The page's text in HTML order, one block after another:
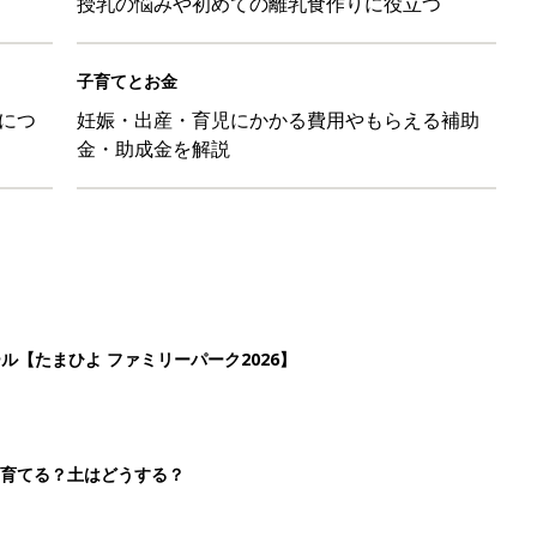
つ
子育てとお金
妊娠・出産・育児にかかる費用やもらえる補助
金・助成金を解説
【たまひよ ファミリーパーク2026】
てる？土はどうする？